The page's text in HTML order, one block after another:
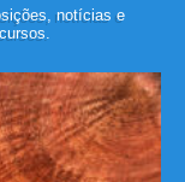
notícias e